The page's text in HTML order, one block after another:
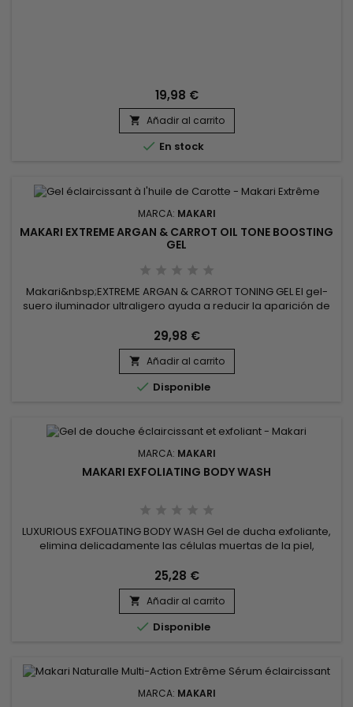
19,98 €
 Añadir al carrito
 En stock
MARCA: MAKARI
MAKARI EXTREME ARGAN & CARROT OIL TONE BOOSTING
GEL
Makari&nbsp;EXTREME ARGAN & CARROT TONING GEL El gel-
suero iluminador ultraligero ayuda a reducir la aparición de
cara.&nbsp; El gel aclarante Makari Extrême con aceite de
Zanahoria contribuye a reforzar la luminosidad de la piel,
favorece una tez más luminosa y uniforme.&nbsp; Apto para
todo...
29,98 €
 Añadir al carrito
 Disponible
MARCA: MAKARI
MAKARI EXFOLIATING BODY WASH
LUXURIOUS EXFOLIATING BODY WASH Gel de ducha exfoliante,
elimina delicadamente las células muertas de la piel,
exfoliante ayuda a reducir la apariencia de imperfecciones y
manchas, dejando la piel visiblemente más clara.&nbsp;
Formulado con ácido glicólico, aloe vera y pepino, el gel de
ducha...
25,28 €
 Añadir al carrito
 Disponible
MARCA: MAKARI